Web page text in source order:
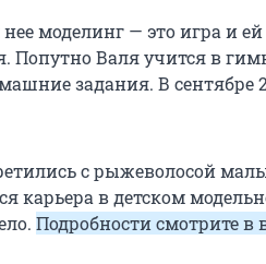
моделинг — это игра и ей
Попутно Валя учится в
задания. В сентябре
с рыжеволосой
карьера в детском
Подробности смотрите в